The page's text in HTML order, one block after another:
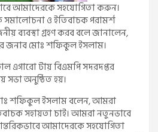
আমাদেরকে সহযোগিতা করুন।
ও ইতিবাচক পরামর্শ
ব্যবস্থা গ্রহণ করব বলে জানালেন,
জনাব মোঃ শফিকুল ইসলাম।
এগারো টায় বিএমপি সদরদপ্তর
সভা অনুষ্ঠিত হয়।
শফিকুল ইসলাম বলেন, আমরা
সহায়তা চাই। আমরা নতুনভাবে
আমাদেরকে সহযোগিতা